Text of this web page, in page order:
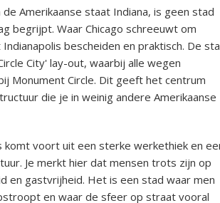
de Amerikaanse staat Indiana, is geen stad
begrijpt. Waar Chicago schreeuwt om
bescheiden en praktisch. De
City' lay-out, waarbij alle wegen
Monument Circle. Dit geeft het centrum
die je in weinig andere Amerikaanse
komt voort uit een sterke werkethiek en
Je merkt hier dat mensen trots zijn op
en gastvrijheid. Het is een stad waar men
en waar de sfeer op straat vooral